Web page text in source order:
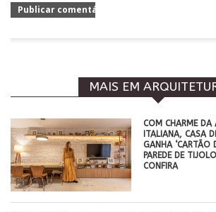
MAIS EM
COM CHARME DA
ITALIANA, CASA
GANHA ‘CARTÃO
PAREDE DE
CONFIRA